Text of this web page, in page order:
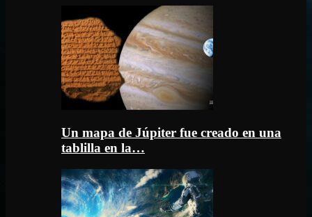
Un mapa de Júpiter fue creado en una
tablilla en la…